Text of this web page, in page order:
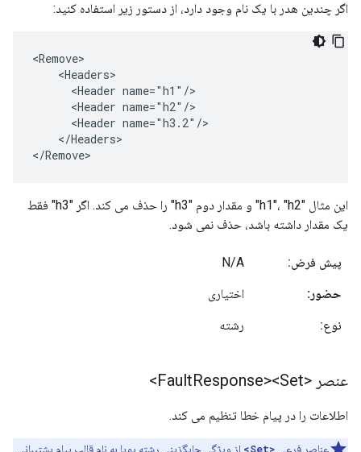
اگر چندین هدر با یک نام وجود دارد، از دستور زیر استفاده کنید:
<Remove>
    <Headers>
      <Header name="h1"/>
      <Header name="h2"/>
      <Header name="h3.2"/>
    </Headers>
</Remove>
این مثال "h1"، "h2" و مقدار دوم "h3" را حذف می کند. اگر "h3" فقط
یک مقدار داشته باشد، حذف نمی شود.
پیش فرض: N/A
حضور: اختیاری
نوع: رشته
عنصر <FaultResponse><Set>
اطلاعات را در پیام خطا تنظیم می کند.
عناصر فرعی <Set> از ویژگی جایگزینی رشته پویا به نام قالب پیام پشتیبانی